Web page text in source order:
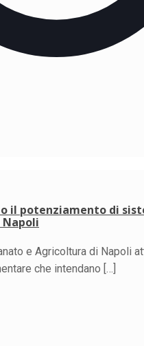
il potenziamento di
e Agricoltura di Napoli
che intendano […]